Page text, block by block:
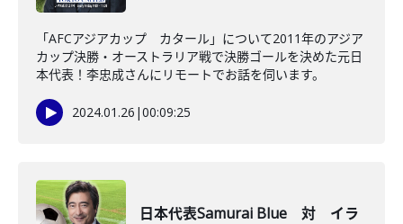
「AFCアジアカップ カタール」について2011年のアジア
カップ決勝・オーストラリア戦で決勝ゴールを決めた元日
本代表！李忠成さんにリモートでお話を伺います。
2024.01.26 |00:09:25
日本代表Samurai Blue 対 イラ